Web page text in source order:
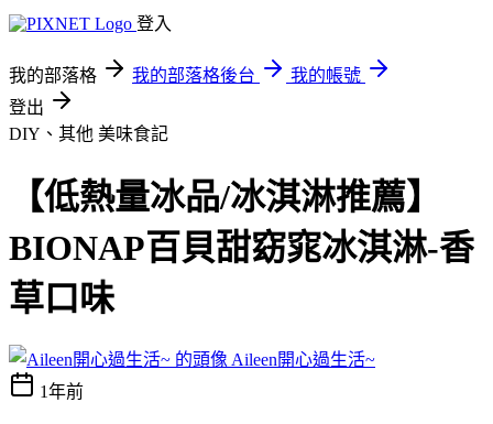
登入
我的部落格 我的部落格後台
我的帳號
登出
DIY、其他 美味食記
【低熱量冰品/冰淇淋推薦】
BIONAP百貝甜窈窕冰淇淋-香
草口味
Aileen開心過生活~
1年前